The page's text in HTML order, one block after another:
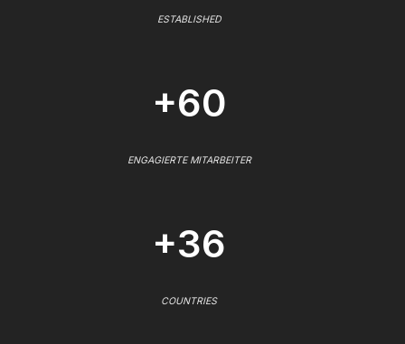
ESTABLISHED
+60
ENGAGIERTE MITARBEITER
+36
COUNTRIES